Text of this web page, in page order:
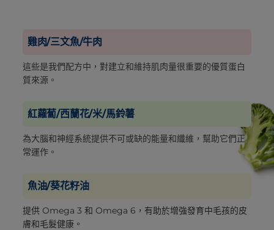
雞肉/三文魚/牛肉
這些是我們配方中，對建立和維持肌肉量很重要的優質蛋白
質來源。
紅蘿蔔/西蘭花/米/馬鈴薯
為大腦和神經系統提供不可或缺的能量和纖維，幫助它們正
常運作。
魚油/葵花籽油
提供 Omega 3 和 Omega 6，有助於增強發育中毛孩的皮
膚和毛髮健康。